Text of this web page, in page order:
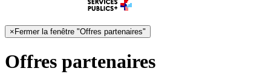
×Fermer la fenêtre "Offres partenaires"
Offres partenaires